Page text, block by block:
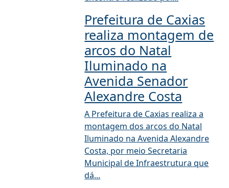
Prefeitura de Caxias
realiza montagem de
arcos do Natal
Iluminado na
Avenida Senador
Alexandre Costa
A Prefeitura de Caxias realiza a
montagem dos arcos do Natal
Iluminado na Avenida Alexandre
Costa, por meio Secretaria
Municipal de Infraestrutura que
dá...